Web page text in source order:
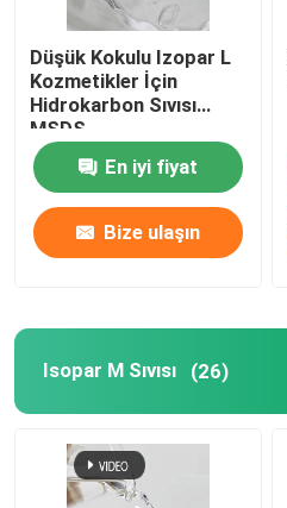
Düşük Kokulu Izopar L
Kozmetikler İçin
Hidrokarbon Sıvısı
MSDS
En iyi fiyat
Bize ulaşın
Isopar M Sıvısı (26)